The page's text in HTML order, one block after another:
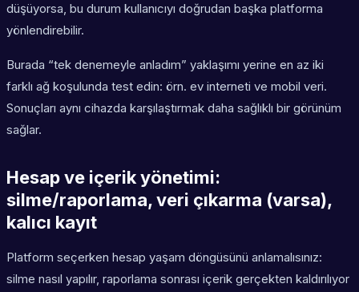
düşüyorsa, bu durum kullanıcıyı doğrudan başka platforma
yönlendirebilir.
Burada “tek denemeyle anladım” yaklaşımı yerine en az iki
farklı ağ koşulunda test edin: örn. ev interneti ve mobil veri.
Sonuçları aynı cihazda karşılaştırmak daha sağlıklı bir görünüm
sağlar.
Hesap ve içerik yönetimi:
silme/raporlama, veri çıkarma (varsa),
kalıcı kayıt
Platform seçerken hesap yaşam döngüsünü anlamalısınız:
silme nasıl yapılır, raporlama sonrası içerik gerçekten kaldırılıyor